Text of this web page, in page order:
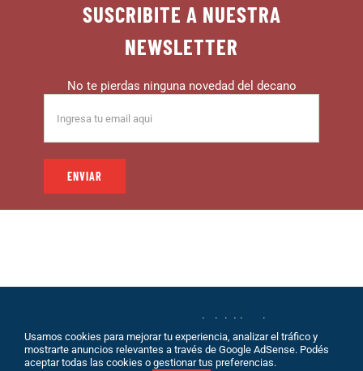
SUSCRIBITE A NUESTRA
NEWSLETTER
No te pierdas ninguna novedad del decano
© 1999 – DECANO – La comunidad del hincha |
Desarrollo: Eolio |Políticas de Privacidad|Sobre
Nosotros|Terminos de Servicio|Contacto
Usamos cookies para mejorar tu experiencia, analizar el tráfico y
mostrarte anuncios relevantes a través de Google AdSense. Podés
aceptar todas las cookies o gestionar tus preferencias.